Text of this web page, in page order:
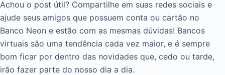
Achou o post útil? Compartilhe em suas redes sociais e
ajude seus amigos que possuem conta ou cartão no
Banco Neon e estão com as mesmas dúvidas! Bancos
virtuais são uma tendência cada vez maior, e é sempre
bom ficar por dentro das novidades que, cedo ou tarde,
irão fazer parte do nosso dia a dia.